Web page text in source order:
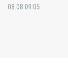
08.08 09:05